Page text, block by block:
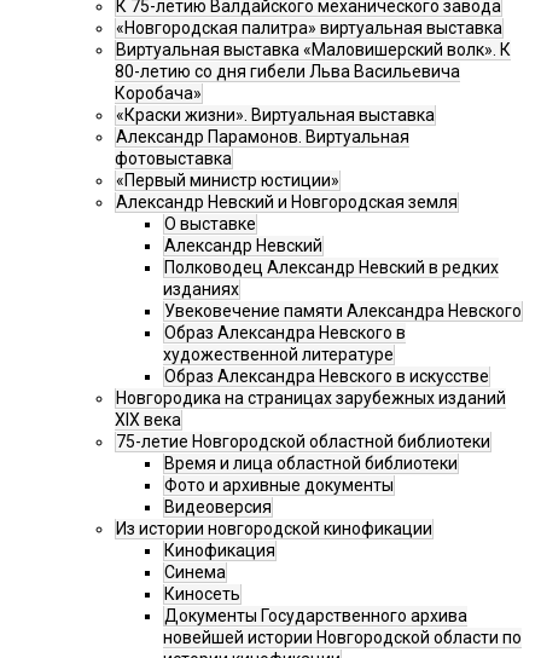
К 75-летию Валдайского механического завода
«Новгородская палитра» виртуальная выставка
Виртуальная выставка «Маловишерский волк». К
80-летию со дня гибели Льва Васильевича
Коробача»
«Краски жизни». Виртуальная выставка
Александр Парамонов. Виртуальная
фотовыставка
«Первый министр юстиции»
Александр Невский и Новгородская земля
О выставке
Александр Невский
Полководец Александр Невский в редких
изданиях
Увековечение памяти Александра Невского
Образ Александра Невского в
художественной литературе
Образ Александра Невского в искусстве
Новгородика на страницах зарубежных изданий
XIX века
75-летие Новгородской областной библиотеки
Время и лица областной библиотеки
Фото и архивные документы
Видеоверсия
Из истории новгородской кинофикации
Кинофикация
Синема
Киносеть
Документы Государственного архива
новейшей истории Новгородской области по